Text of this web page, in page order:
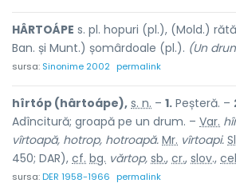
HÂRTOÁPE s. pl. hopuri (pl.), (Mold.)
Ban. și Munt.) șomârdoale (pl.). (Un
sursa: Sinonime 2002 permalink
hîrtóp (hârtoápe), s. n. – 1. Peșteră. –
Adîncitură; groapă pe un drum. – Var.
vîrtoapă, hotrop, hotroapă. Mr. vîrtoapi.
450; DAR), cf. bg. vărtop, sb., cr., slov.,
sursa:DER 1958-1966 permalink